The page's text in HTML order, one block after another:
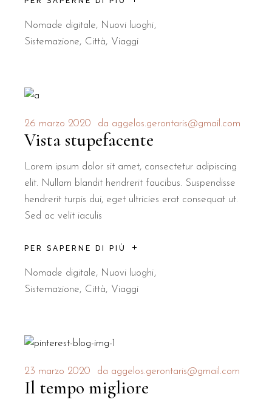
Nomade digitale, Nuovi luoghi
Sistemazione
Città Viaggi
26 marzo 2020 da aggelos.gerontaris@gmail.com
Vista stupefacente
Lorem ipsum dolor sit amet, consectetur adipiscing
elit. Nullam blandit hendrerit faucibus. Suspendisse
hendrerit turpis dui, eget ultricies erat consequat ut.
Sed ac velit iaculis
PER SAPERNE DI PIÙ
Nomade digitale, Nuovi luoghi
Sistemazione
Città Viaggi
23 marzo 2020 da aggelos.gerontaris@gmail.com
Il tempo migliore